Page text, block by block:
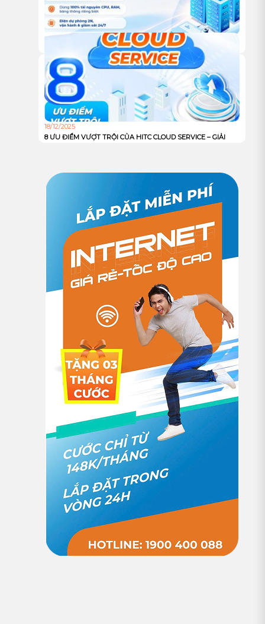
18/12/2025
DỊCH VỤ DEDICATED SERVER TỪ HITC – HIỆU NĂNG ĐỈNH
CAO, KIỂM SOÁT TOÀN DIỆN CHO DOANH NGHIỆP
18/12/2025
8 ƯU ĐIỂM VƯỢT TRỘI CỦA HITC CLOUD SERVICE – GIẢI